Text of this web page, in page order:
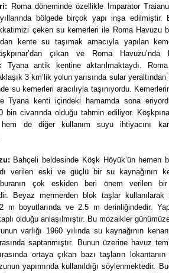
Roma döneminde özellikle İmparator
bölgede birçok yapı inşa edilmiştir.
çeken su kemerleri ile Roma Havuzu
kente su taşımak amacıyla yapılan
çıkan ve Roma
Tyana antik kentine aktarılmaktaydı.
3 km’lik yolun yarısında sular yeraltından
su kemerleri aracılıyla taşınıyordu.
Tyana kenti içindeki hamamda sona
bin civarında olduğu tahmin ediliyor.
de diğer kullanım suyu ihtiyacını
Bahçeli beldesinde Köşk Höyük’ün hemen
verilen eski ve güçlü bir su kaynağının
buranın çok eskiden beri önem verilen
Beyaz mermerden blok taşlar kullanılarak
m boyutlarında ve 2.5 m derinliğindedir.
olduğu anlaşılmıştır. Bu mozaikler
varlığı 1960 yılında su kaynağının
saptanmıştır. Bunun üzerine havuz
ortaya çıkan bazı taşların
yapımında kullanıldığı söylenmektedir.